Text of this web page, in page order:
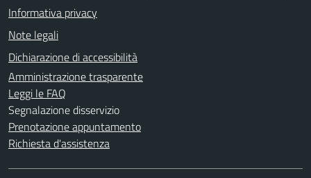
Informativa privacy
Note legali
Dichiarazione di accessibilità
Amministrazione trasparente
Leggi le FAQ
Segnalazione disservizio
Prenotazione appuntamento
Richiesta d'assistenza